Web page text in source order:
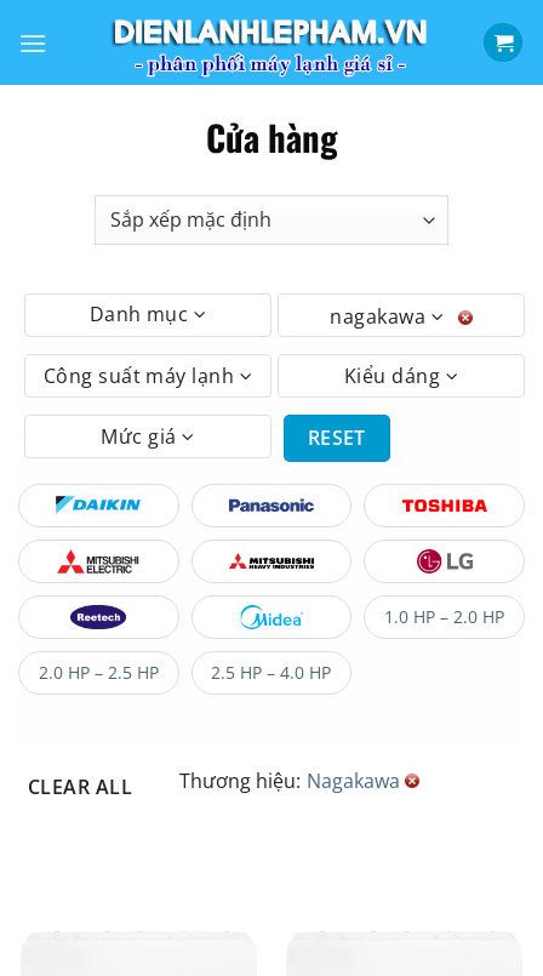
qua
Cửa hàng
Danh mục nagakawa
Công suất máy lạnh Kiểu dáng
Mức giá RESET
1.0 HP – 2.0 HP
2.0 HP – 2.5 HP 2.5 HP – 4.0 HP
CLEAR ALL Thương hiệu: Nagakawa